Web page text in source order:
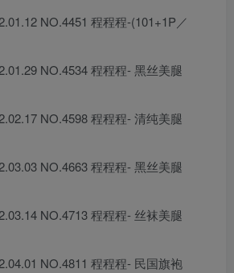
NO.4451 程程程-(101+1P／
NO.4534 程程程- 黑丝美腿
NO.4598 程程程- 清纯美腿
NO.4663 程程程- 黑丝美腿
NO.4713 程程程- 丝袜美腿
NO.4811 程程程- 民国旗袍